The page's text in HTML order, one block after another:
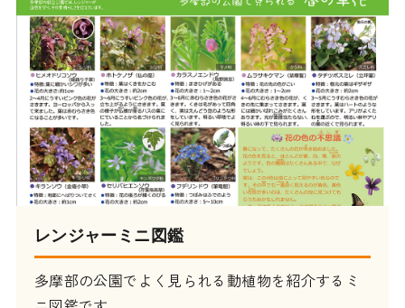
レンジャーミニ図鑑
多摩部の公園でよく見られる動植物を紹介するミ